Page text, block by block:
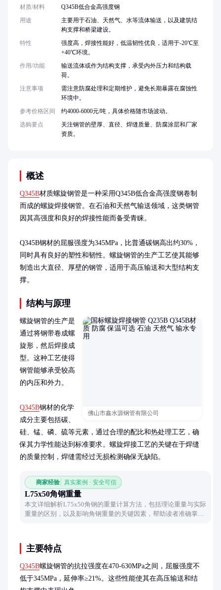
概述
Q345B材质螺旋钢管是一种采用Q345B低合金高强度钢卷制
而成的螺旋焊接钢管。在石油和天然气输送领域，这类钢管
因其高强度和良好的焊接性能而备受青睐。
Q345B钢材的屈服强度为345MPa，比普通碳钢高出约30%，
同时具有良好的塑性和韧性。螺旋钢管的生产工艺使其能够
制造出大直径、厚壁的钢管，适用于高压输送和大型结构支
撑。
结构与原理
佛山市鑫水源钢管有限公司
螺旋钢管的生产是
通过将钢带卷成螺
旋形，然后焊接成
型。这种工艺使得
钢管能够承受较高
的内压和外力。
Q345B钢材的化学
成分主要包括碳、
硅、锰、磷、硫等元素，通过合理的配比和热处理工艺，确
保其力学性能达到标准要求。螺旋焊接工艺的关键在于焊缝
的质量控制，焊缝需经过无损检测确保无缺陷。
商家经验 真实案例 · 安全可信
L75x50角钢重量
本文详细解析L75x50角钢的重量计算方法，包括理论重量与实际
重量的区别，以及影响角钢重量的关键因素，帮助读者准确掌握
主要特点
Q345B螺旋钢管的抗拉强度在470-630MPa之间，屈服强度不
低于345MPa，延伸率≥21%。这些性能使其在高压输送和结
材质/材料
Q345B低合金高强度钢
用途
主要用于石油、天然气、水等流体输送，以及建筑结
构支撑和桥梁建设。
特性
强度高，焊接性能好，低温韧性优良，适用于-20℃至
+40℃环境。
作用/功能
输送流体或作为结构支撑，承受内外压力和结构载
荷。
注意事项
需注意防腐处理和定期维护，避免长期暴露在腐蚀性
环境中。
参考价格区间
约4000-6000元/吨，具体价格随市场波动。
选购要点
关注钢管的壁厚、直径、焊缝质量、防腐涂层和厂家
资质。